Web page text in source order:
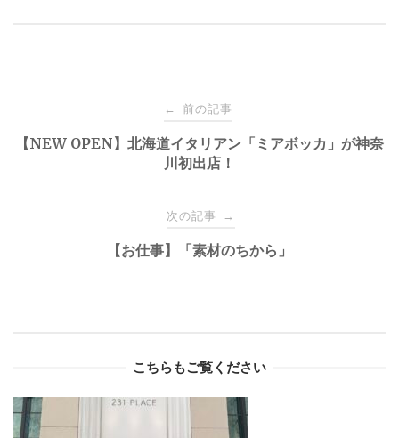
navigation
← 前の記事
【NEW OPEN】北海道イタリアン「ミアボッカ」が神奈
川初出店！
次の記事 →
【お仕事】「素材のちから」
こちらもご覧ください